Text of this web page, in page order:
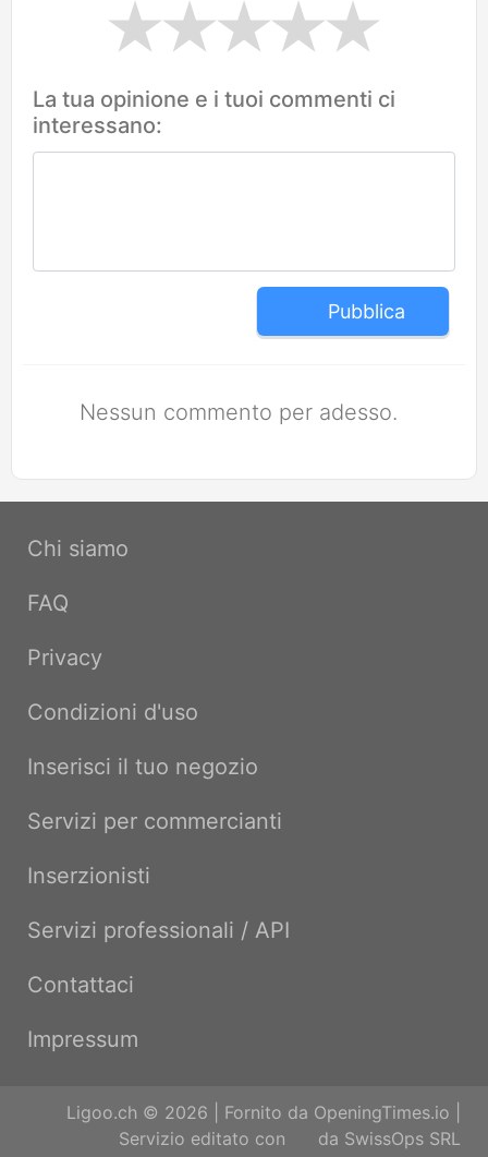
La tua opinione e i tuoi commenti ci
interessano:
Pubblica
Nessun commento per adesso.
Chi siamo
FAQ
Privacy
Condizioni d'uso
Inserisci il tuo negozio
Servizi per commercianti
Inserzionisti
Servizi professionali / API
Contattaci
Impressum
Ligoo.ch © 2026 | Fornito da OpeningTimes.io
Servizio editato con
da SwissOps SRL